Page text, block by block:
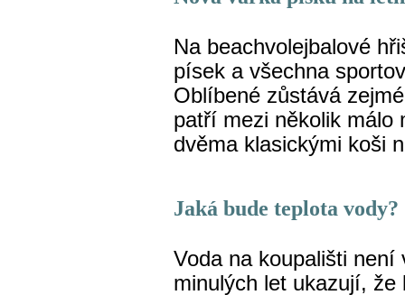
Na beachvolejbalové
písek a všechna
Oblíbené zůstává
patří mezi několik málo
dvěma klasickými koši
Jaká bude teplota vody?
Voda na koupališti
minulých let ukazují,